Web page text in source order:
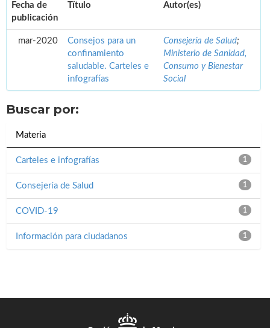
Fecha de
publicación
Título Autor(es)
mar-2020
Consejos para un
confinamiento
saludable. Carteles e
infografías
Consejería de Salud;
Ministerio de Sanidad,
Consumo y Bienestar
Social
Buscar por:
Materia
1
Carteles e infografías
1
Consejería de Salud
1
COVID-19
1
Información para ciudadanos